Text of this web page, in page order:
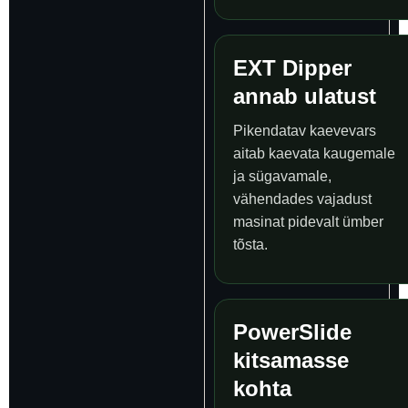
EXT Dipper
annab ulatust
Pikendatav kaevevars
aitab kaevata kaugemale
ja sügavamale,
vähendades vajadust
masinat pidevalt ümber
tõsta.
PowerSlide
kitsamasse
kohta